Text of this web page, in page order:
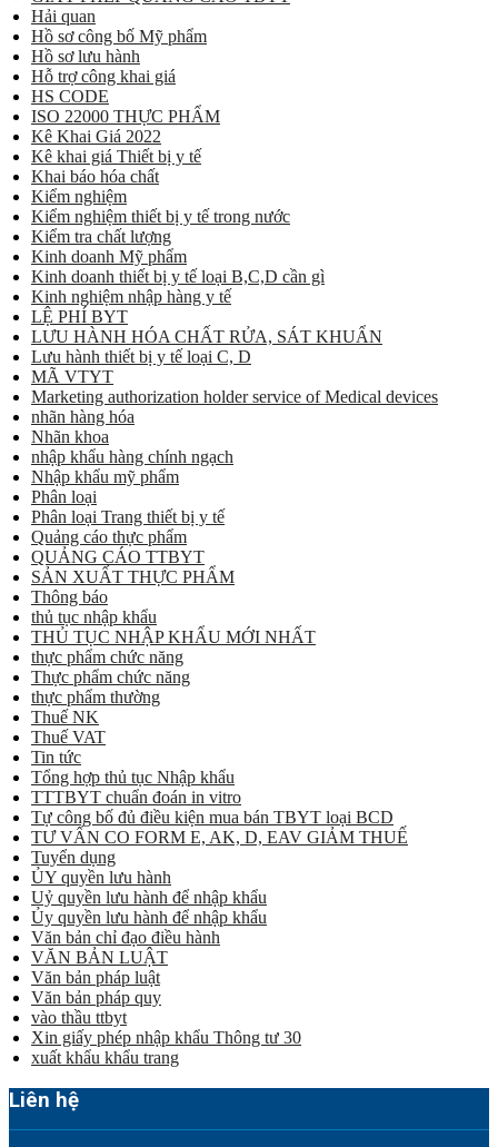
Hải quan
Hồ sơ công bố Mỹ phẩm
Hồ sơ lưu hành
Hỗ trợ công khai giá
HS CODE
ISO 22000 THỰC PHẨM
Kê Khai Giá 2022
Kê khai giá Thiết bị y tế
Khai báo hóa chất
Kiểm nghiệm
Kiểm nghiệm thiết bị y tế trong nước
Kiểm tra chất lượng
Kinh doanh Mỹ phẩm
Kinh doanh thiết bị y tế loại B,C,D cần gì
Kinh nghiệm nhập hàng y tế
LỆ PHÍ BYT
LƯU HÀNH HÓA CHẤT RỬA, SÁT KHUẨN
Lưu hành thiết bị y tế loại C, D
MÃ VTYT
Marketing authorization holder service of Medical devices
nhãn hàng hóa
Nhãn khoa
nhập khẩu hàng chính ngạch
Nhập khẩu mỹ phẩm
Phân loại
Phân loại Trang thiết bị y tế
Quảng cáo thực phẩm
QUẢNG CÁO TTBYT
SẢN XUẤT THỰC PHẨM
Thông báo
thủ tục nhập khẩu
THỦ TỤC NHẬP KHẨU MỚI NHẤT
thực phẩm chức năng
Thực phẩm chức năng
thực phẩm thường
Thuế NK
Thuế VAT
Tin tức
Tổng hợp thủ tục Nhập khẩu
TTTBYT chuẩn đoán in vitro
Tự công bố đủ điều kiện mua bán TBYT loại BCD
TƯ VẤN CO FORM E, AK, D, EAV GIẢM THUẾ
Tuyển dụng
ỦY quyền lưu hành
Uỷ quyền lưu hành để nhập khẩu
Ủy quyền lưu hành để nhập khẩu
Văn bản chỉ đạo điều hành
VĂN BẢN LUẬT
Văn bản pháp luật
Văn bản pháp quy
vào thầu ttbyt
Xin giấy phép nhập khẩu Thông tư 30
xuất khẩu khẩu trang
Liên hệ